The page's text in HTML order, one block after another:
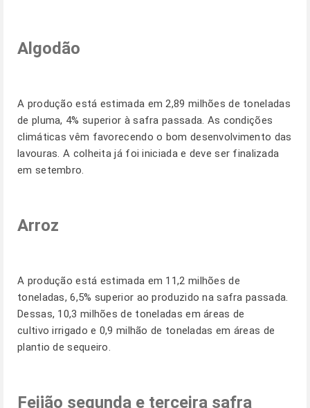
Algodão
A produção está estimada em 2,89 milhões de toneladas
de pluma, 4% superior à safra passada. As condições
climáticas vêm favorecendo o bom desenvolvimento das
lavouras. A colheita já foi iniciada e deve ser finalizada
em setembro.
Arroz
A produção está estimada em 11,2 milhões de
toneladas, 6,5% superior ao produzido na safra passada.
Dessas, 10,3 milhões de toneladas em áreas de
cultivo irrigado e 0,9 milhão de toneladas em áreas de
plantio de sequeiro.
Feijão segunda e terceira safra